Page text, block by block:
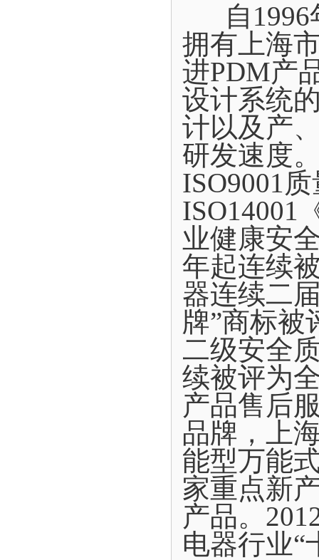
自1996
拥有上海
进PDM产
设计系统
计以及产
研发速度
ISO9001
ISO14001
业健康安
年起连续
器连续二
牌”商标被
二级安全
续被评为
产品售后
品牌，上
能型万能
家重点新
产品。
电器行业“